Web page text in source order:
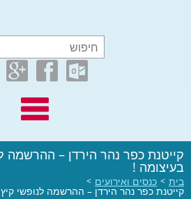
בעיצומה !
בית > כנסים ואירועים >
קייטנת כפר נהר הירדן – ההרשמה לנופשי קיץ 2020 בעיצומה !